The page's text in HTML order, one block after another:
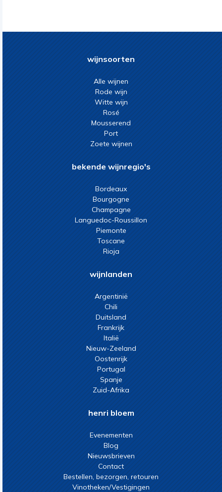
wijnsoorten
Alle wijnen
Rode wijn
Witte wijn
Rosé
Mousserend
Port
Zoete wijnen
bekende wijnregio's
Bordeaux
Bourgogne
Champagne
Languedoc-Roussillon
Piemonte
Toscane
Rioja
wijnlanden
Argentinië
Chili
Duitsland
Frankrijk
Italië
Nieuw-Zeeland
Oostenrijk
Portugal
Spanje
Zuid-Afrika
henri bloem
Evenementen
Blog
Nieuwsbrieven
Contact
Bestellen, bezorgen, retouren
Vinotheken/Vestigingen